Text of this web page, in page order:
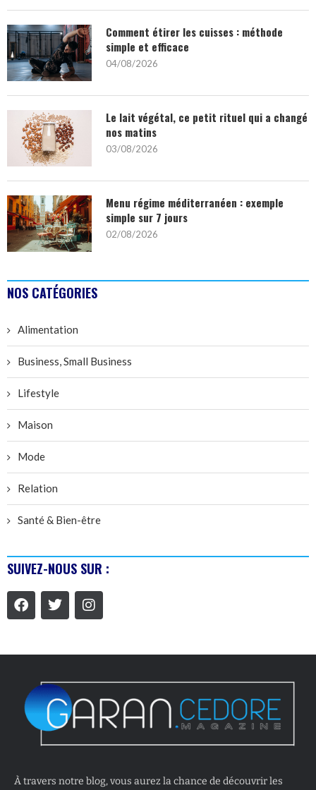
Comment étirer les cuisses : méthode
simple et efficace
04/08/2026
Le lait végétal, ce petit rituel qui a changé
nos matins
03/08/2026
Menu régime méditerranéen : exemple
simple sur 7 jours
02/08/2026
NOS CATÉGORIES
Alimentation
Business, Small Business
Lifestyle
Maison
Mode
Relation
Santé & Bien-être
SUIVEZ-NOUS SUR :
À travers notre blog, vous aurez la chance de découvrir les